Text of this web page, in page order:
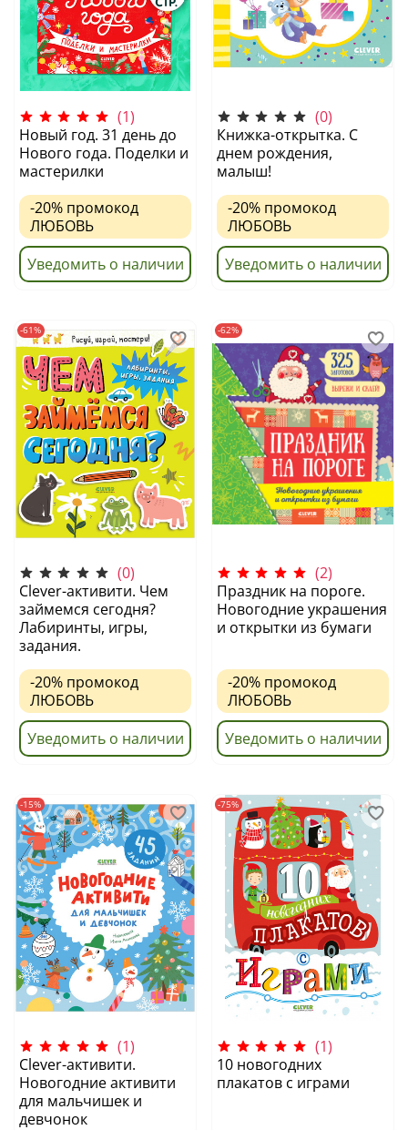
(1)
Новый год. 31 день до
Нового года. Поделки и
мастерилки
-20% промокод
ЛЮБОВЬ
Уведомить о наличии
(0)
Книжка-открытка. С
днем рождения,
малыш!
-20% промокод
ЛЮБОВЬ
Уведомить о наличии
-61%
(0)
Clever-активити. Чем
займемся сегодня?
Лабиринты, игры,
задания.
-20% промокод
ЛЮБОВЬ
Уведомить о наличии
-62%
(2)
Праздник на пороге.
Новогодние украшения
и открытки из бумаги
-20% промокод
ЛЮБОВЬ
Уведомить о наличии
-15%
(1)
Clever-активити.
Новогодние активити
для мальчишек и
девчонок
-75%
(1)
10 новогодних
плакатов с играми